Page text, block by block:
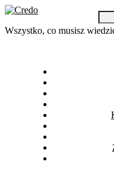
Skip
content
Wszystko, co musisz